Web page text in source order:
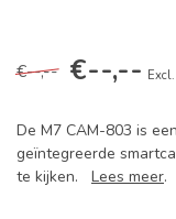
€--,-- €--,--
De M7 CAM-803 is
geïntegreerde
te kijken. Lees meer.